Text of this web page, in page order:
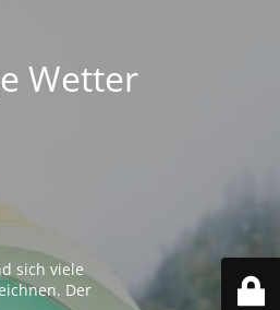
Wetter
sich viele
Der